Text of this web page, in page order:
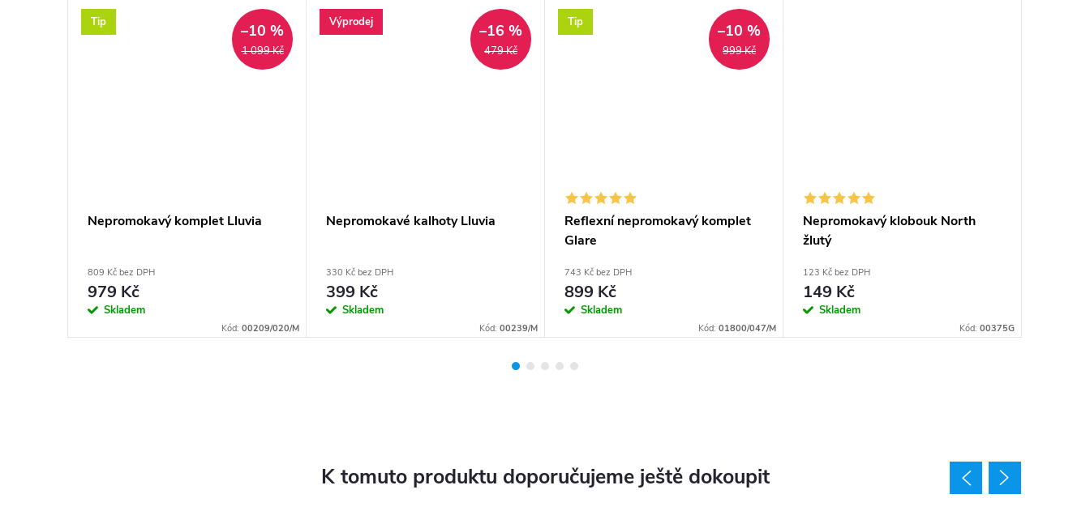
K tomuto produktu doporučujeme ještě dokoupit
Tip
1 099 Kč
–10 %
Nepromokavý komplet Lluvia
809 Kč bez DPH
979 Kč
Skladem
Kód: 00209/020/M
Výprodej
479 Kč
–16 %
Nepromokavé kalhoty Lluvia
330 Kč bez DPH
399 Kč
Skladem
Kód: 00239/M
Tip
999 Kč
–10 %
Reflexní nepromokavý komplet
Glare
743 Kč bez DPH
899 Kč
Skladem
Kód: 01800/047/M
Nepromokavý klobouk North
žlutý
123 Kč bez DPH
149 Kč
Skladem
Kód: 00375G